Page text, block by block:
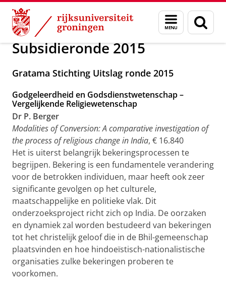
Skip
Content
Skip
Navigation
Menu
en
zoeken
Alumni Subsidierondes
Subsidieronde 2015
Gratama Stichting Uitslag ronde 2015
Godgeleerdheid en Godsdienstwetenschap –
Vergelijkende Religiewetenschap
Dr P. Berger
Modalities of Conversion: A comparative investigation of
the process of religious change in India, € 16.840
Het is uiterst belangrijk bekeringsprocessen te
begrijpen. Bekering is een fundamentele verandering
voor de betrokken individuen, maar heeft ook zeer
significante gevolgen op het culturele,
maatschappelijke en politieke vlak. Dit
onderzoeksproject richt zich op India. De oorzaken
en dynamiek zal worden bestudeerd van bekeringen
tot het christelijk geloof die in de Bhil-gemeenschap
plaatsvinden en hoe hindoeïstisch-nationalistische
organisaties zulke bekeringen proberen te
voorkomen.